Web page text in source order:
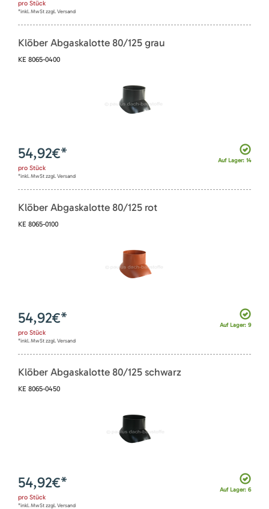
pro Stück
*inkl. MwSt zzgl. Versand
Klöber Abgaskalotte 80/125 grau
KE 8065-0400
Auf Lager: 14
54,92€*
pro Stück
*inkl. MwSt zzgl. Versand
Klöber Abgaskalotte 80/125 rot
KE 8065-0100
Auf Lager: 9
54,92€*
pro Stück
*inkl. MwSt zzgl. Versand
Klöber Abgaskalotte 80/125 schwarz
KE 8065-0450
Auf Lager: 6
54,92€*
pro Stück
*inkl. MwSt zzgl. Versand